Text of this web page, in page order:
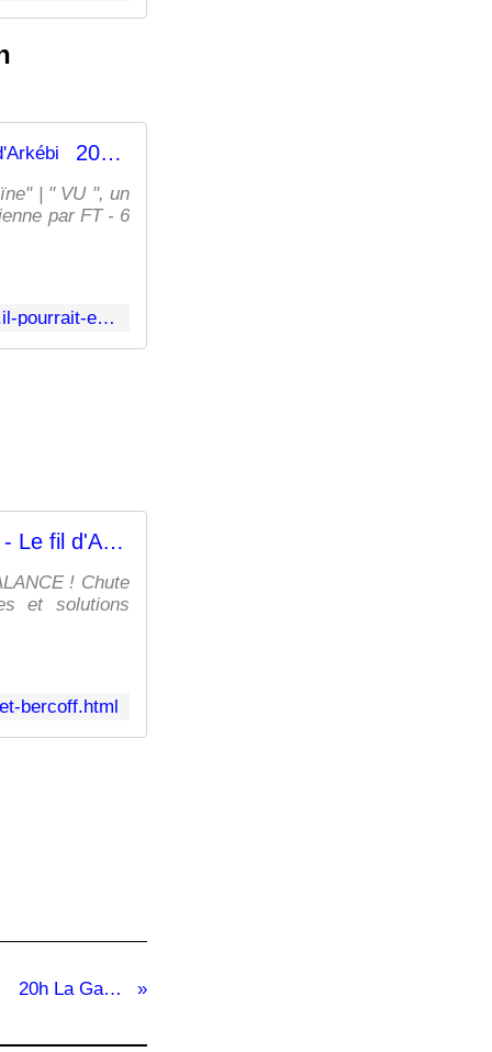
20h30 Le " Suppo' " du soir ................ Il pourrait être " 6h " ! - Le fil d'Arkébi
| " VU ", un
par FT - 6
https://www.lesmysteresdarkebi.com/2025/01/20h30-le-suppo-du-soir.il-pourrait-etre-6h-80.html
10h TOCSIN et Bercoff - Le fil d'Arkébi
! Chute
et solutions
bercoff.html
20h La Gazette du TOCSIN